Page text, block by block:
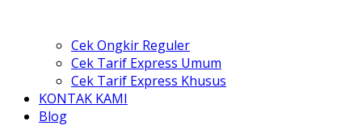
Cek Ongkir Reguler
Cek Tarif Express Umum
Cek Tarif Express Khusus
KONTAK KAMI
Blog